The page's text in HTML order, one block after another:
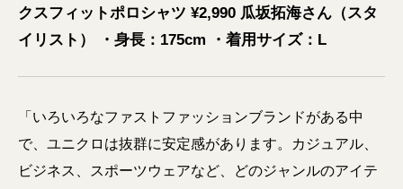
クスフィットポロシャツ ¥2,990 瓜坂拓海さん（スタ
イリスト） ・身長：175cm ・着用サイズ：L
「いろいろなファストファッションブランドがある中
で、ユニクロは抜群に安定感があります。カジュアル、
ビジネス、スポーツウェアなど、どのジャンルのアイテ